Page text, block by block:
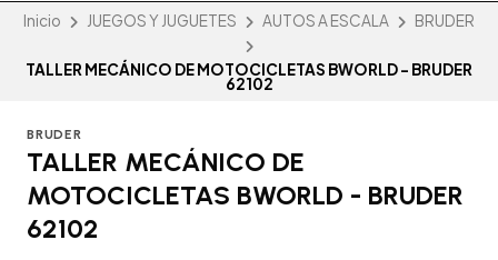
Inicio JUEGOS Y JUGUETES AUTOS A ESCALA BRUDER
TALLER MECÁNICO DE MOTOCICLETAS BWORLD - BRUDER
62102
BRUDER
TALLER MECÁNICO DE
MOTOCICLETAS BWORLD - BRUDER
62102